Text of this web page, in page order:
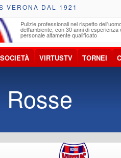
VERONA DAL 1921
Pulizie professionali nel rispetto
dell'ambiente, con 30 anni di esperienza
personale altamente qualificato
SOCIETÀ VIRTUSTV TORNEI